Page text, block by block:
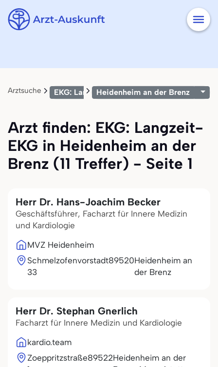
Arztsuche EKG: Langzeit-EKGHeidenheim an der Brenz
Arzt finden: EKG: Langzeit-
EKG in Heidenheim an der
Brenz (11 Treffer) - Seite 1
Herr Dr. Hans-Joachim Becker
Geschäftsführer, Facharzt für Innere Medizin
und Kardiologie
MVZ Heidenheim
Schmelzofenvorstadt
33
89520Heidenheim an
der Brenz
Herr Dr. Stephan Gnerlich
Facharzt für Innere Medizin und Kardiologie
kardio.team
Zoeppritzstraße89522Heidenheim an der